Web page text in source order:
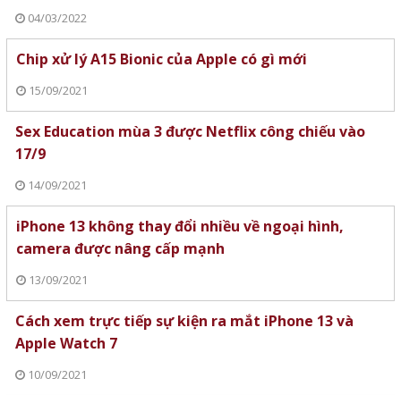
04/03/2022
Chip xử lý A15 Bionic của Apple có gì mới
15/09/2021
Sex Education mùa 3 được Netflix công chiếu vào
17/9
14/09/2021
iPhone 13 không thay đổi nhiều về ngoại hình,
camera được nâng cấp mạnh
13/09/2021
Cách xem trực tiếp sự kiện ra mắt iPhone 13 và
Apple Watch 7
10/09/2021